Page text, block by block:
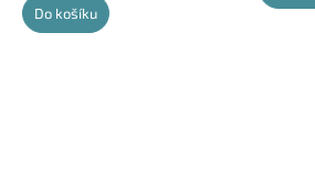
Do košíku